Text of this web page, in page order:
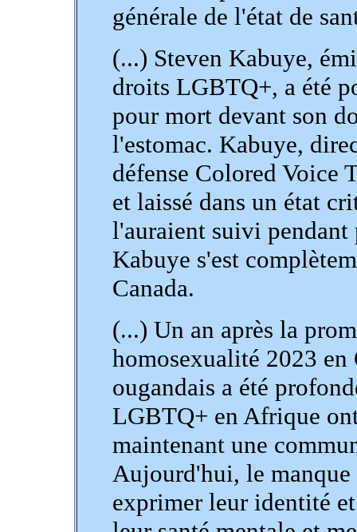
générale de l'état de
(...) Steven Kabuye,
droits LGBTQ+, a été
pour mort devant son
l'estomac. Kabuye,
défense Colored Voice
et laissé dans un état
l'auraient suivi pendant
Kabuye s'est
Canada.
(...) Un an après la
homosexualité 2023
ougandais a été
LGBTQ+ en Afrique
maintenant une
Aujourd'hui, le manque
exprimer leur identité